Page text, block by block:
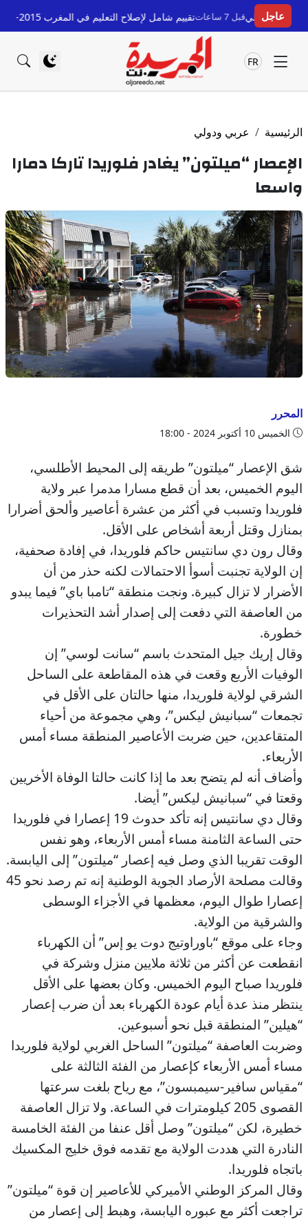
عاجل تقييم شامل لإصلاح التعليم في المغرب 2015-2025: إنجازات وتحديات
FR
الرئيسية عربي ودولي
الإعصار “ميلتون” يغادر فلوريدا تاركا دمارا
واسعا
المحرر
الخميس 10 أكتوبر 2024 - 18:00
شق الإعصار “ميلتون” طريقه إلى المحيط الأطلسي،
اليوم الخميس، بعد أن قطع مسارا مدمرا عبر ولاية
فلوريدا وتسبب في أكثر من عشرة أعاصير وألحق أضرارا
بمنازل وقتل أربعة أشخاص على الأقل.
وقال رون دي سانتيس حاكم فلوريدا، في إفادة صحفية،
إن الولاية تجنبت أسوأ الاحتمالات لكنه حذر من أن
الأضرار لا تزال كبيرة. ونجت منطقة “تامبا باي” فيما يبدو
من العاصفة التي دفعت إلى إصدار أشد التحذيرات
خطورة.
وقال إريك جيل المتحدث باسم “سانت لوسي” إن
الوفيات الأربع وقعت في هذه المقاطعة على الساحل
الشرقي لولاية فلوريدا، منها حالتان على الأقل في
تجمعات “سبانيش ليكس”، وهي مجموعة من أحياء
المتقاعدين، حين ضربت الأعاصير المنطقة مساء أمس
الأربعاء.
وأضاف أنه لم يتضح بعد ما إذا كانت حالتا الوفاة الأخريين
وقعتا في “سبانيش ليكس” أيضا.
وقال دي سانتيس إنه تأكد حدوث 19 إعصارا في فلوريدا
حتى الساعة الثامنة مساء أمس الأربعاء، وهو نفس
الوقت تقريبا الذي وصل فيه إعصار “ميلتون” إلى اليابسة.
وقالت مصلحة الأرصاد الجوية الوطنية إنه تم رصد نحو 45
إعصارا طوال اليوم، معظمها في الأجزاء الوسطى
والشرقية من الولاية.
وجاء على موقع “باوراوتيج دوت يو إس” أن الكهرباء
انقطعت عن أكثر من ثلاثة ملايين منزل وشركة في
فلوريدا صباح اليوم الخميس. وكان بعضها على الأقل
ينتظر منذ عدة أيام عودة الكهرباء بعد أن ضرب إعصار
“هيلين” المنطقة قبل نحو أسبوعين.
وضربت العاصفة “ميلتون” الساحل الغربي لولاية فلوريدا
مساء أمس الأربعاء كإعصار من الفئة الثالثة على
“مقياس سافير-سيمبسون”، مع رياح بلغت سرعتها
القصوى 205 كيلومترات في الساعة. ولا تزال العاصفة
خطيرة، لكن “ميلتون” وصل أقل عنفا من الفئة الخامسة
النادرة التي هددت الولاية مع تقدمه فوق خليج المكسيك
باتجاه فلوريدا.
وقال المركز الوطني الأميركي للأعاصير إن قوة “ميلتون”
تراجعت أكثر مع عبوره اليابسة، وهبط إلى إعصار من